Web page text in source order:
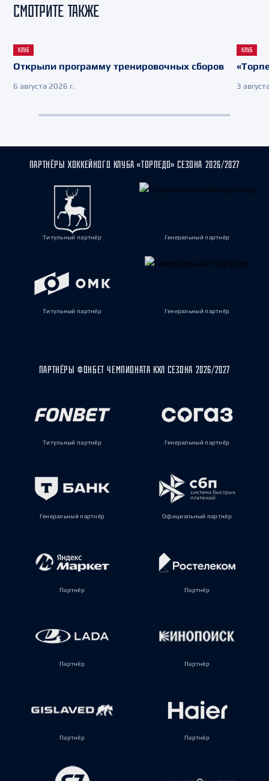
СМОТРИТЕ ТАКЖЕ
КЛУБ
Открыли программу тренировочных сборов
6 августа 2026 г.
КЛУБ
3
ПАРТНЁРЫ ХОККЕЙНОГО КЛУБА «ТОРПЕДО» СЕЗОНА 2026/2027
Титульный партнёр Генеральный партнёр
Титульный партнёр Генеральный партнёр
ПАРТНЁРЫ ФОНБЕТ ЧЕМПИОНАТА КХЛ СЕЗОНА 2026/2027
Титульный партнёр Генеральный партнёр
Генеральный партнёр Официальный партнёр
Партнёр Партнёр
Партнёр Партнёр
Партнёр Партнёр